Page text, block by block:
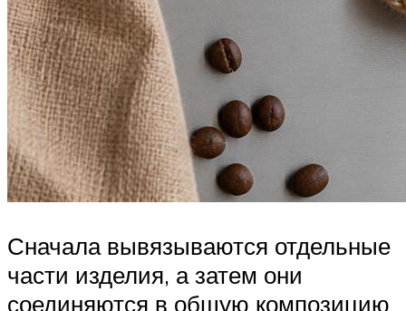
Сначала вывязываются отдельные
части изделия, а затем они
соединяются в общую композицию